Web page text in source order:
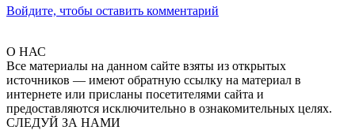
Войдите, чтобы оставить комментарий
О НАС
Все материалы на данном сайте взяты из открытых
источников — имеют обратную ссылку на материал в
интернете или присланы посетителями сайта и
предоставляются исключительно в ознакомительных целях.
СЛЕДУЙ ЗА НАМИ